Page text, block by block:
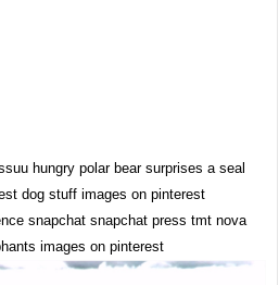
hungry polar bear surprises a seal
dog stuff images on pinterest
snapchat snapchat press tmt nova
images on pinterest